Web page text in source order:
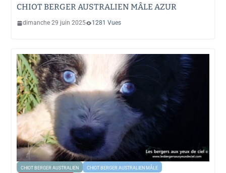
CHIOT BERGER AUSTRALIEN MÂLE AZUR
dimanche 29 juin 2025 1281 Vues
CHIOT BERGER AUSTRALIEN CHIOT BERGER AUSTRALIEN MÂLE